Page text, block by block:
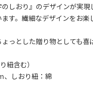
しおり』のデザインが実現
す。繊細なデザインをお楽
っとした贈り物としても喜
紐含む）
、しおり紐：綿